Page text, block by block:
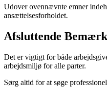
Udover ovennævnte emner
ansættelsesforholdet.
Afsluttende
Det er vigtigt for både
arbejdsmiljø for alle parter.
Sørg altid for at søge